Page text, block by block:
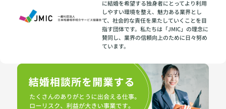
に結婚を希望する独身者にとってより利用
しやすい環境を整え、魅力ある業界とし
て、社会的な責任を果たしていくことを目
指す団体です。私たちは「JMIC」の理念に
賛同し、業界の信頼向上のために日々努め
ています。